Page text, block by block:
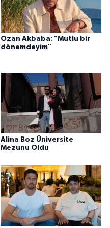
Ozan Akbaba: "Mutlu bir
dönemdeyim"
Alina Boz Üniversite
Mezunu Oldu